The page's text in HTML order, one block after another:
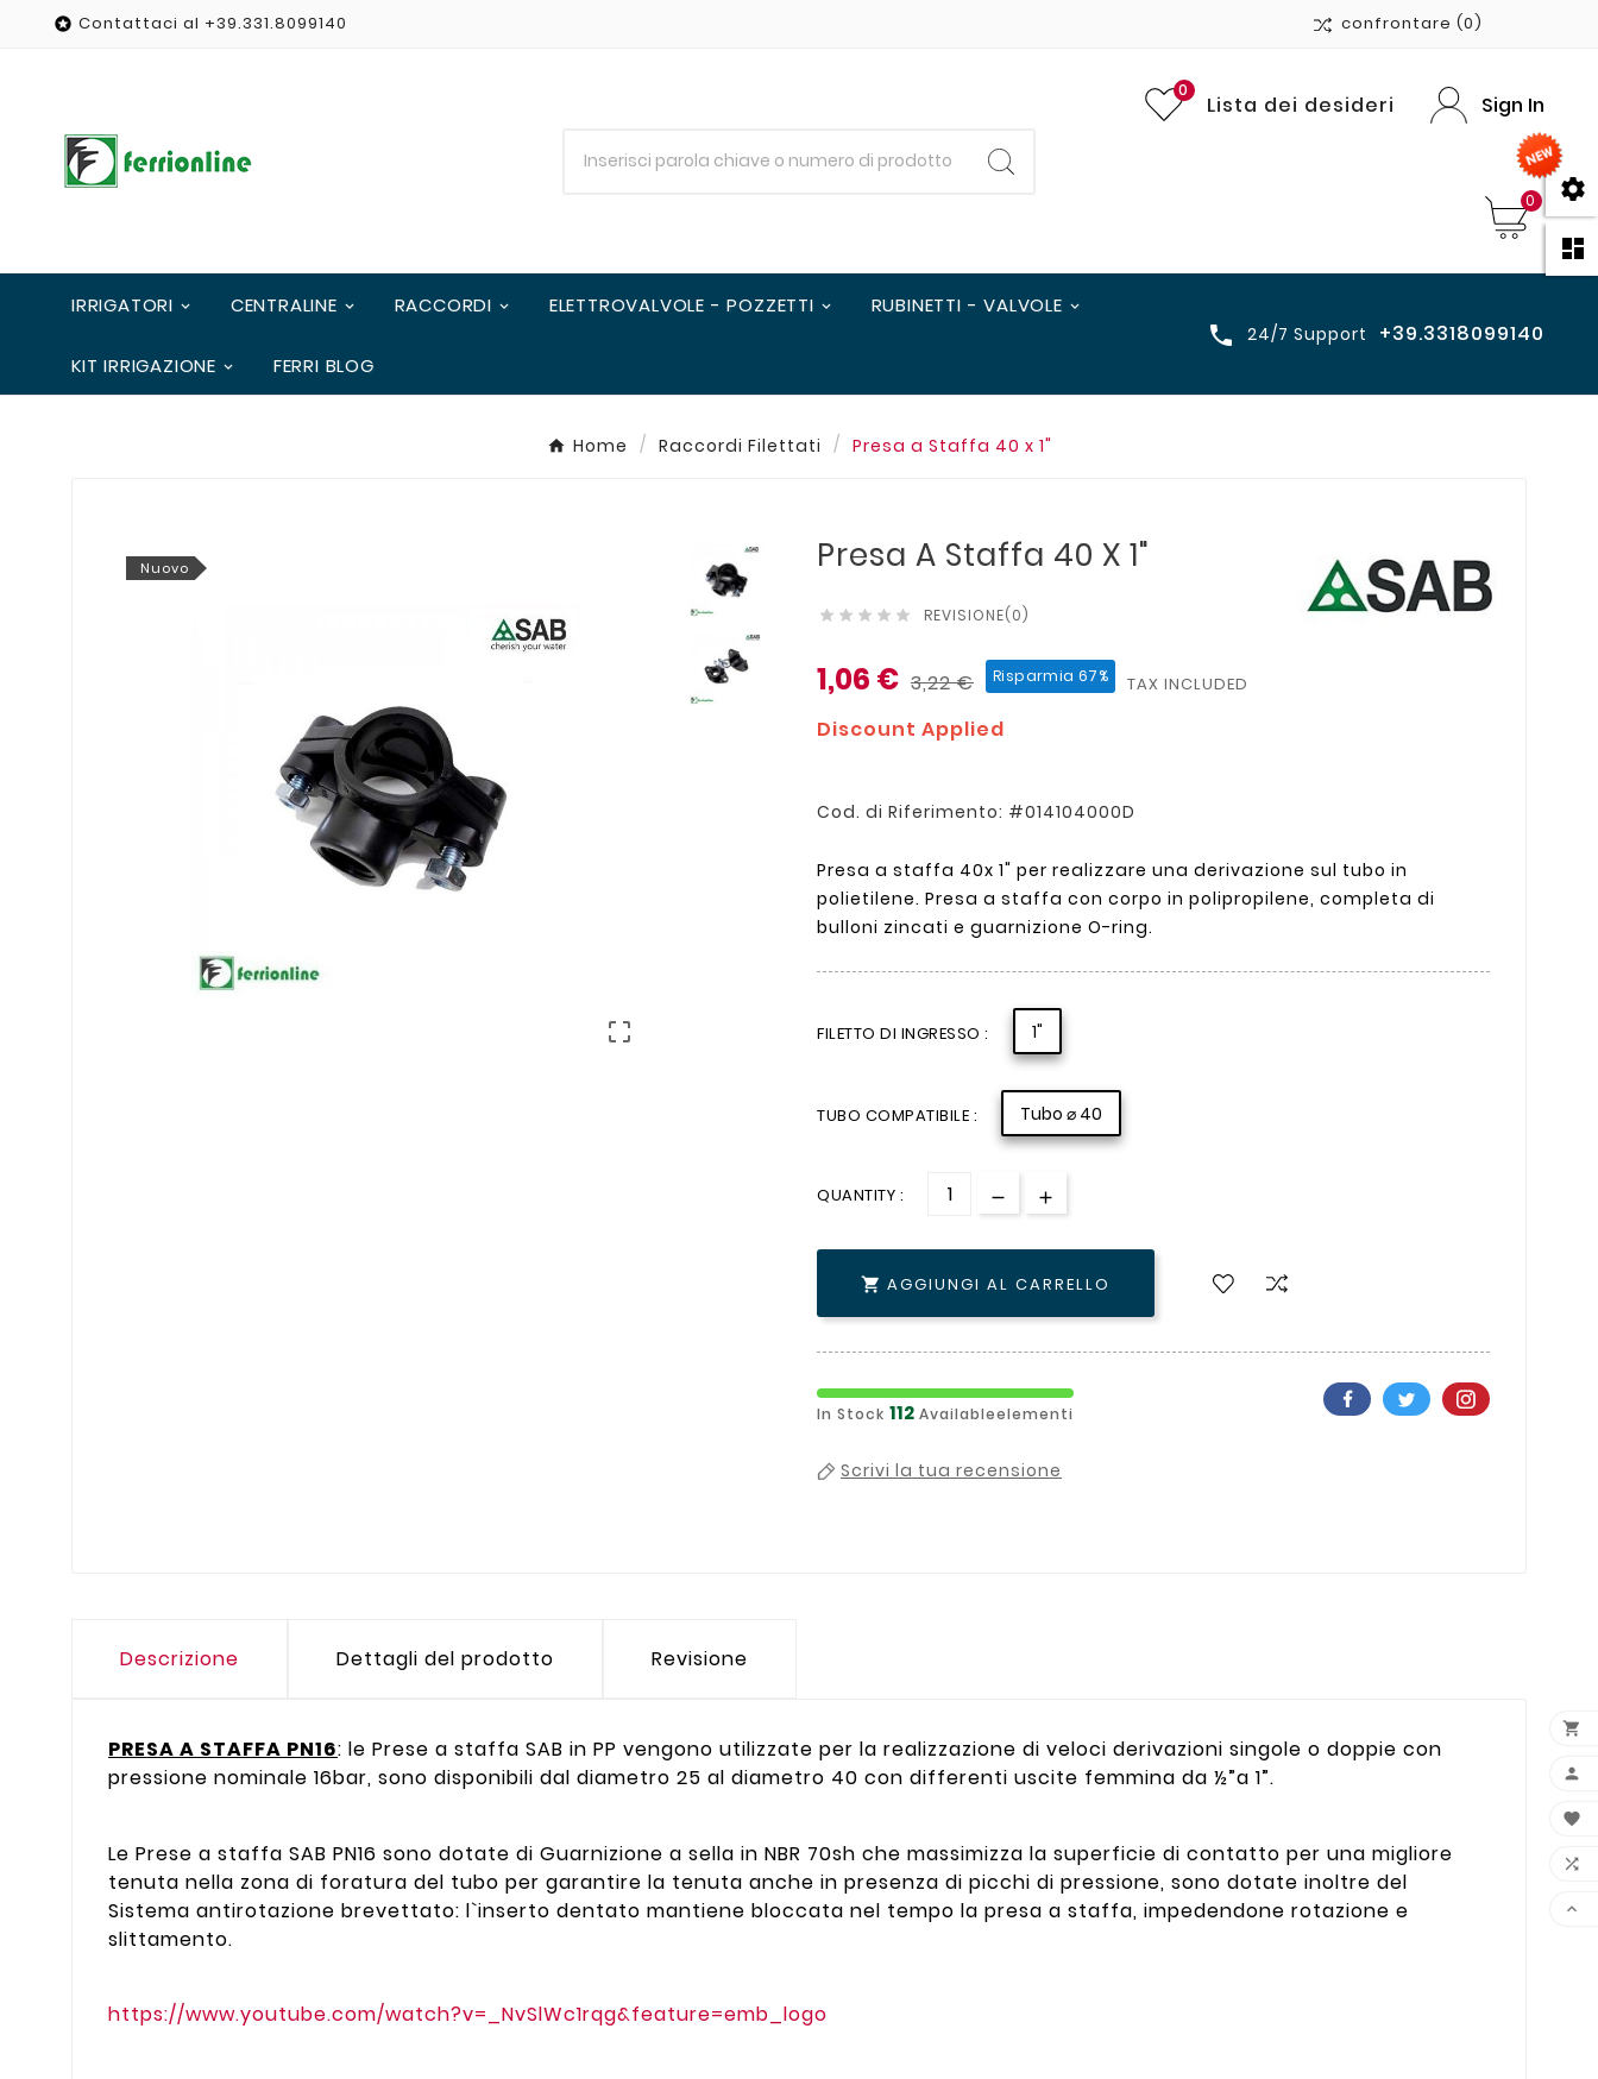


 Contattaci al +39.331.8099140 confrontare (0)
Lista dei desideri
0
Sign In
0
IRRIGATORI CENTRALINE RACCORDI ELETTROVALVOLE - POZZETTI RUBINETTI - VALVOLE
KIT IRRIGAZIONE FERRI BLOG
 24/7 Support +39.3318099140
Home Raccordi Filettati Presa a Staffa 40 x 1"
Nuovo

Presa A Staffa 40 X 1"
     REVISIONE(0)
1,06 € 3,22 € Risparmia 67% TAX INCLUDED
Discount Applied
Cod. di Riferimento: #014104000D
Presa a staffa 40x 1" per realizzare una derivazione sul tubo in
polietilene. Presa a staffa con corpo in polipropilene, completa di
bulloni zincati e guarnizione O-ring.
FILETTO DI INGRESSO : 1"
TUBO COMPATIBILE : Tubo ⌀ 40
QUANTITY :
 AGGIUNGI AL CARRELLO
In Stock 112 Availableelementi
Scrivi la tua recensione
Descrizione Dettagli del prodotto Revisione
PRESA A STAFFA PN16: le Prese a staffa SAB in PP vengono utilizzate per la realizzazione di veloci derivazioni singole o doppie con
pressione nominale 16bar, sono disponibili dal diametro 25 al diametro 40 con differenti uscite femmina da ½”a 1”.
Le Prese a staffa SAB PN16 sono dotate di Guarnizione a sella in NBR 70sh che massimizza la superficie di contatto per una migliore
tenuta nella zona di foratura del tubo per garantire la tenuta anche in presenza di picchi di pressione, sono dotate inoltre del
Sistema antirotazione brevettato: l`inserto dentato mantiene bloccata nel tempo la presa a staffa, impedendone rotazione e
slittamento.
https://www.youtube.com/watch?v=_NvSlWc1rqg&feature=emb_logo




